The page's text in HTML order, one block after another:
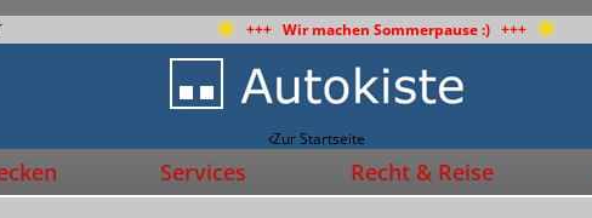
+++ Wir machen Sommerpause :) +++
Zur Startseite
Services Recht & Reise